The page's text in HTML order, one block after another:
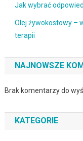
Jak wybrać
Olej żywokostowy –
terapii
NAJNOWSZE
Brak komentarzy do
KATEGORIE